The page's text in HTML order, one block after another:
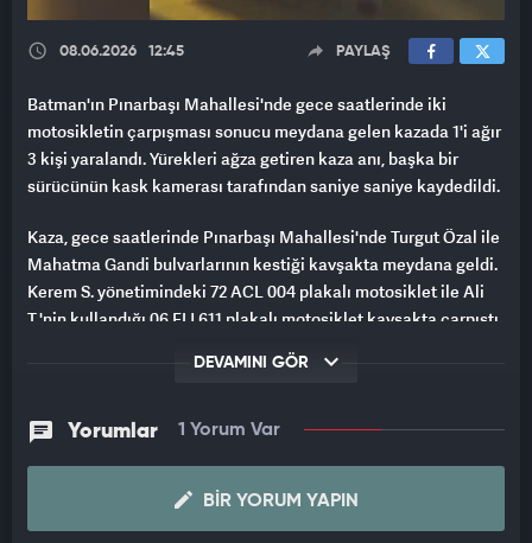
08.06.2026 12:45 PAYLAŞ
Batman'ın Pınarbaşı Mahallesi'nde gece saatlerinde iki
motosikletin çarpışması sonucu meydana gelen kazada 1'i ağır
3 kişi yaralandı. Yürekleri ağza getiren kaza anı, başka bir
sürücünün kask kamerası tarafından saniye saniye kaydedildi.
Kaza, gece saatlerinde Pınarbaşı Mahallesi'nde Turgut Özal ile
Mahatma Gandi bulvarlarının kestiği kavşakta meydana geldi.
Kerem S. yönetimindeki 72 ACL 004 plakalı motosiklet ile Ali
T.'nin kullandığı 06 EIJ 611 plakalı motosiklet kavşakta çarpıştı.
savruldu. Çevredekilerin ihbarı üzerine kaza yerine sağlık ve
SÜRÜCÜNÜN HAYATİ TEHLİKESİ SÜRÜYOR
Kazada yaralanan sürücüler Kerem S. ile Ali T. ve
motosikletlerden birinde bulunan Furkan Ö. (25), sağlık
DEVAMINI GÖR
Yorumlar 1 Yorum Var
BIR YORUM YAPIN